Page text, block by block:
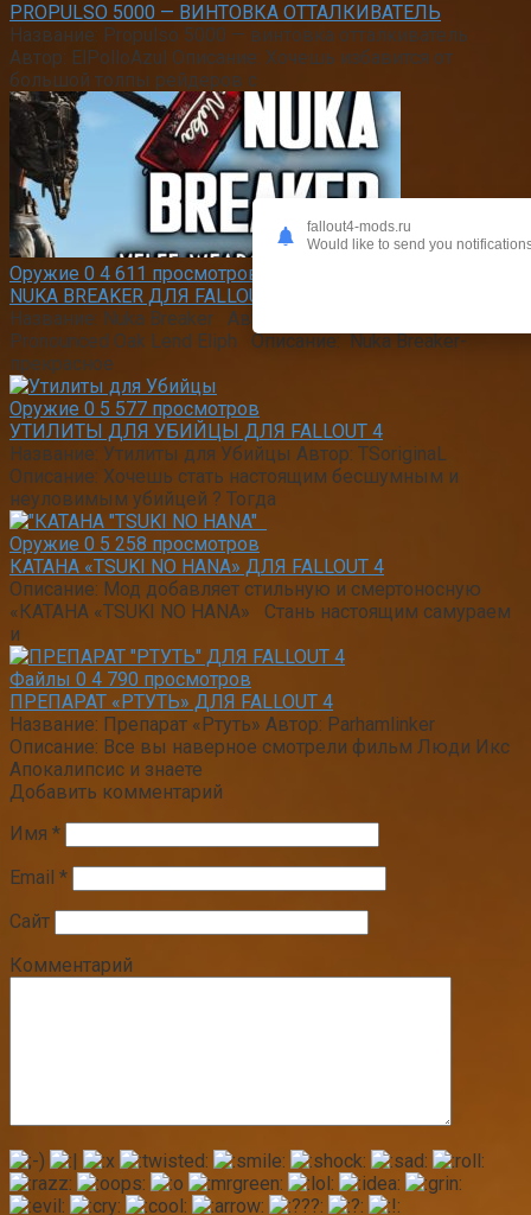
PROPULSO 5000 — ВИНТОВКА ОТТАЛКИВАТЕЛЬ
Название: Propulso 5000 — винтовка отталкиватель
Автор: ElPolloAzul Описание: Хочешь избавится от
большой толпы рейдеров с
Оружие 0 4 611 просмотров
NUKA BREAKER ДЛЯ FALLOUT 4
Название: Nuka Breaker Автор: Oakland Elliff —
Pronounced Oak Lend Eliph Описание: Nuka Breaker-
прекрасное
Оружие 0 5 577 просмотров
УТИЛИТЫ ДЛЯ УБИЙЦЫ ДЛЯ FALLOUT 4
Название: Утилиты для Убийцы Автор: TSoriginaL
Описание: Хочешь стать настоящим бесшумным и
неуловимым убийцей ? Тогда
Оружие 0 5 258 просмотров
КАТАНА «TSUKI NO HANA» ДЛЯ FALLOUT 4
Описание: Мод добавляет стильную и смертоносную
«КАТАНА «TSUKI NO HANA» Стань настоящим самураем
и
Файлы 0 4 790 просмотров
ПРЕПАРАТ «РТУТЬ» ДЛЯ FALLOUT 4
Название: Препарат «Ртуть» Автор: Parhamlinker
Описание: Все вы наверное смотрели фильм Люди Икс
Апокалипсис и знаете
Добавить комментарий
Имя *
Email *
Сайт
Комментарий
fallout4-mods.ru
Would like to send you